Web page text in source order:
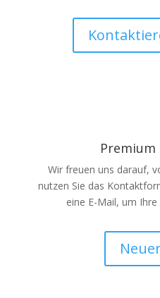
Premium
Wir freuen uns darauf,
nutzen Sie das
eine E-Mail, um